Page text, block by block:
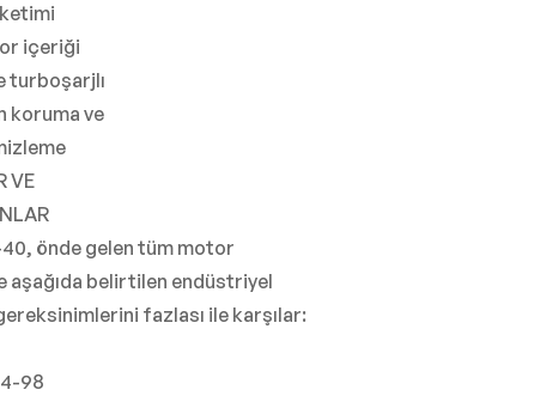
içeriği
turboşarjlı
koruma ve
VE
önde gelen tüm motor
aşağıda belirtilen endüstriyel
fazlası ile karşılar:
98